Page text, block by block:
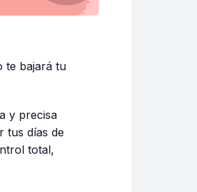
te bajará tu
y precisa
tus días de
total,